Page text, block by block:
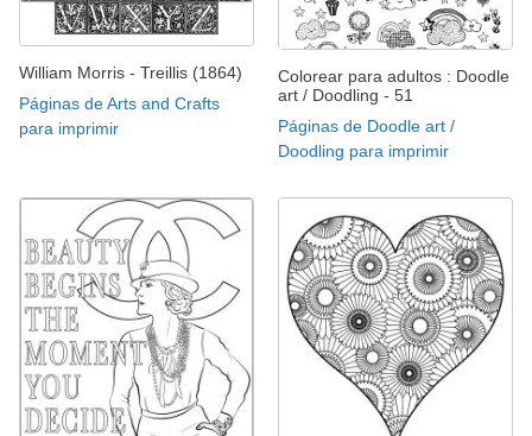
William Morris - Treillis (1864)
Páginas de Arts and Crafts
para imprimir
Colorear para adultos : Doodle
art / Doodling - 51
Páginas de Doodle art /
Doodling para imprimir